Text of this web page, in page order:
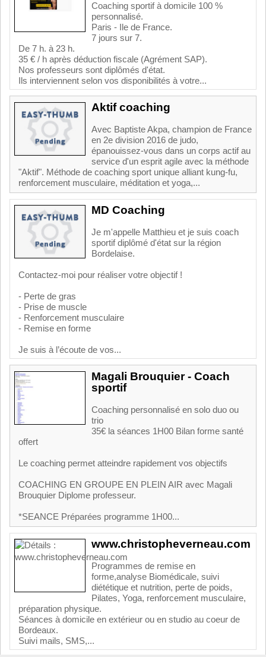
Coaching sportif à domicile 100 %
personnalisé.
Paris - Ile de France.
7 jours sur 7.
De 7 h. à 23 h.
35 € / h après déduction fiscale (Agrément SAP).
Nos professeurs sont diplômés d'état.
Ils interviennent selon vos disponibilités à votre...
Aktif coaching
Avec Baptiste Akpa, champion de France
en 2e division 2016 de judo,
épanouissez-vous dans un corps actif au
service d'un esprit agile avec la méthode
"Aktif". Méthode de coaching sport unique alliant kung-fu,
renforcement musculaire, méditation et yoga,...
MD Coaching
Je m'appelle Matthieu et je suis coach
sportif diplômé d'état sur la région
Bordelaise.
Contactez-moi pour réaliser votre objectif !
- Perte de gras
- Prise de muscle
- Renforcement musculaire
- Remise en forme
Je suis à l’écoute de vos...
Magali Brouquier - Coach
sportif
Coaching personnalisé en solo duo ou
trio
35€ la séances 1H00 Bilan forme santé
offert
Le coaching permet atteindre rapidement vos objectifs
COACHING EN GROUPE EN PLEIN AIR avec Magali
Brouquier Diplome professeur.
*SEANCE Préparées programme 1H00...
www.christopheverneau.com
Programmes de remise en
forme,analyse Biomédicale, suivi
diététique et nutrition, perte de poids,
Pilates, Yoga, renforcement musculaire,
préparation physique.
Séances à domicile en extérieur ou en studio au coeur de
Bordeaux.
Suivi mails, SMS,...